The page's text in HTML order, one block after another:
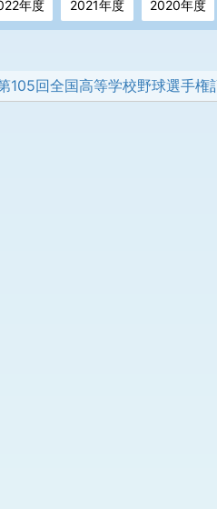
年度 2021年度 2020年度
105回全国高等学校野球選手権